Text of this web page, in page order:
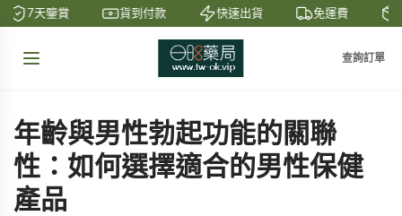
7天鑒賞 貨到付款 快速出貨 免運費 私
查詢訂單
年齡與男性勃起功能的關聯
性：如何選擇適合的男性保健
產品